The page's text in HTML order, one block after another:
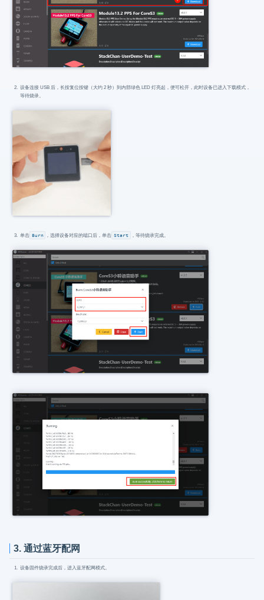
设备连接 USB 后，长按复位按键（大约 2 秒）到内部绿色 LED 灯亮起，便可松开，此时设备已进入下载模式，
等待烧录。
单击 Burn ，选择设备对应的端口后，单击 Start ，等待烧录完成。
3. 通过蓝牙配网
设备固件烧录完成后，进入蓝牙配网模式。